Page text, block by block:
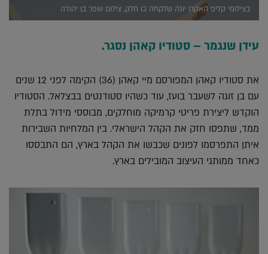
בצילומי קליפ האקרו יוגה שלקחה בו חלק, צילום עופר בן יהודה
עידן שנגמר – סטודיו קאהן נסגר.
את סטודיו קאהן המפורסם מיי קאהן (36) הקימה לפני 12 שנים
עם בן זוגה לשעבר בועז, עוד כשהיו סטודנטים בבצלאל. הסטודיו
הוקדש ליצירת פריטי קרמיקה מוחלקים, מבוססי מידול בתלת
ממד, שתפסו חזק את הקהל הישראלי. בין המלחיות השבירות
איתן התפרסמו לפונים שכבשו את הקהל בארץ, הם התבססו
כאחד ממותגי העיצוב המובילים בארץ.